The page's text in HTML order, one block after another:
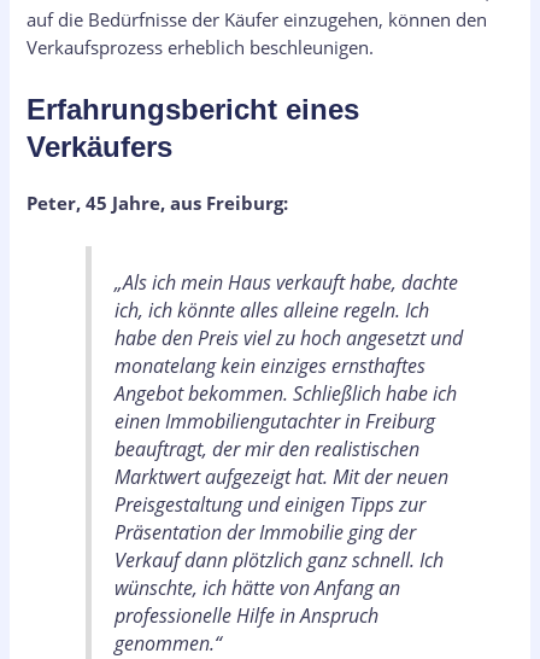
auf die Bedürfnisse der Käufer einzugehen, können den
Verkaufsprozess erheblich beschleunigen.
Erfahrungsbericht eines
Verkäufers
Peter, 45 Jahre, aus Freiburg:
„Als ich mein Haus verkauft habe, dachte
ich, ich könnte alles alleine regeln. Ich
habe den Preis viel zu hoch angesetzt und
monatelang kein einziges ernsthaftes
Angebot bekommen. Schließlich habe ich
einen Immobiliengutachter in Freiburg
beauftragt, der mir den realistischen
Marktwert aufgezeigt hat. Mit der neuen
Preisgestaltung und einigen Tipps zur
Präsentation der Immobilie ging der
Verkauf dann plötzlich ganz schnell. Ich
wünschte, ich hätte von Anfang an
professionelle Hilfe in Anspruch
genommen.“